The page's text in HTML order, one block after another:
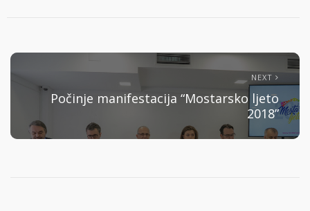
NEXT
Počinje manifestacija “Mostarsko ljeto
2018”